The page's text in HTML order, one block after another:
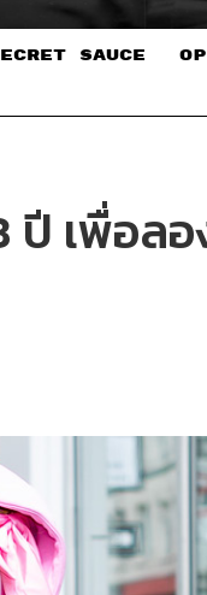
SAUCE​
ปี เพื่อล